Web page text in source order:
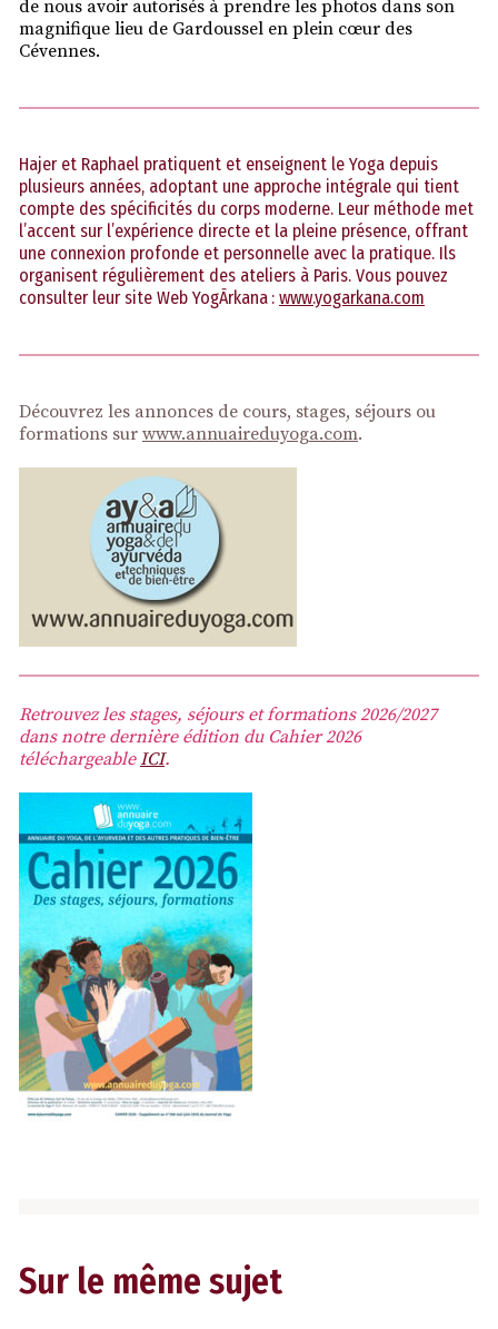
de nous avoir autorisés à prendre les photos dans son
magnifique lieu de Gardoussel en plein cœur des
Cévennes.
Hajer et Raphael pratiquent et enseignent le Yoga depuis
plusieurs années, adoptant une approche intégrale qui tient
compte des spécificités du corps moderne. Leur méthode met
l’accent sur l’expérience directe et la pleine présence, offrant
une connexion profonde et personnelle avec la pratique. Ils
organisent régulièrement des ateliers à Paris. Vous pouvez
consulter leur site Web YogĀrkana : www.yogarkana.com
Découvrez les annonces de cours, stages, séjours ou
formations sur www.annuaireduyoga.com.
Retrouvez les stages, séjours et formations 2026/2027
dans notre dernière édition du Cahier 2026
téléchargeableICI.
Sur le même sujet